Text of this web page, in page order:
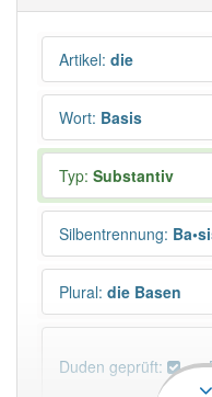
Artikel: die
Wort: Basis
Typ: Substantiv
Silbentrennung:
Plural: die Basen
Duden geprüft: